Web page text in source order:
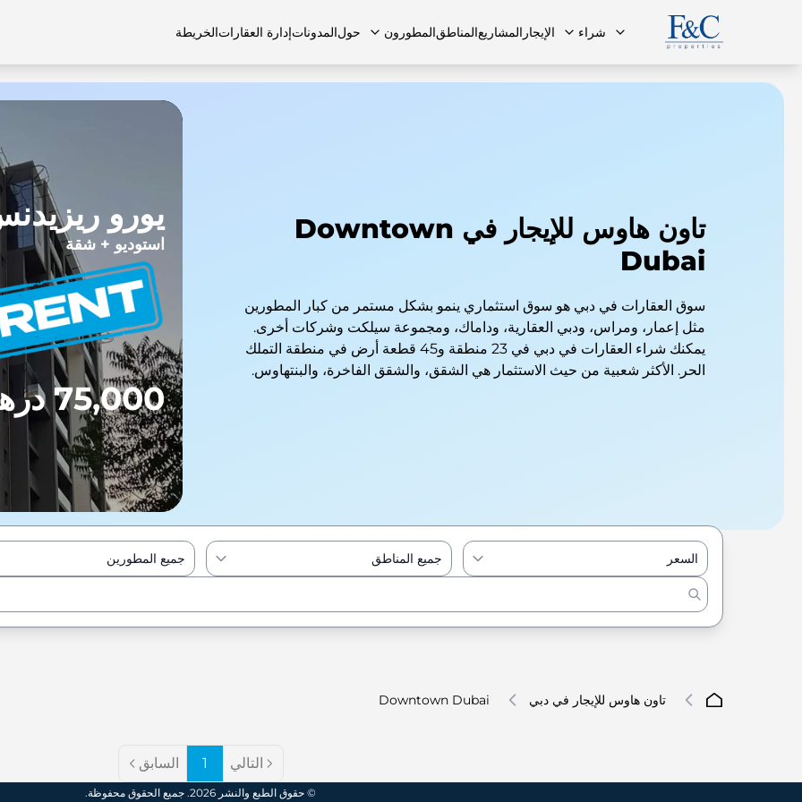
شراء
الشقق
الإيجار المشاريعالمناطقالمطورون حولالمدوناتإدارة العقاراتالخريطة
تاون هاوس للإيجار في Downtown
Dubai
سوق العقارات في دبي هو سوق استثماري ينمو بشكل مستمر من كبار المطورين
مثل إعمار، ومراس، ودبي العقارية، وداماك، ومجموعة سيلكت وشركات أخرى.
يمكنك شراء العقارات في دبي في 23 منطقة و45 قطعة أرض في منطقة التملك
الحر. الأكثر شعبية من حيث الاستثمار هي الشقق، والشقق الفاخرة، والبنتهاوس.
يورو
استوديو + شقة
75,000 درهم إماراتي
السعر جميع المناطق جميع المطورين
تاون هاوس للإيجار في دبي Downtown Dubai
السابق 1 التالي
© حقوق الطبع والنشر 2026. جميع الحقوق محفوظة.